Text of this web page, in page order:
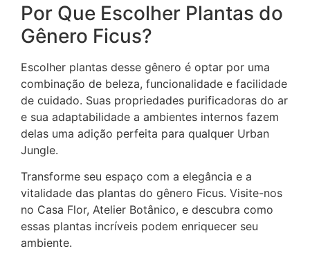
Por Que Escolher Plantas do
Gênero Ficus?
Escolher plantas desse gênero é optar por uma
combinação de beleza, funcionalidade e facilidade
de cuidado. Suas propriedades purificadoras do ar
e sua adaptabilidade a ambientes internos fazem
delas uma adição perfeita para qualquer Urban
Jungle.
Transforme seu espaço com a elegância e a
vitalidade das plantas do gênero Ficus. Visite-nos
no Casa Flor, Atelier Botânico, e descubra como
essas plantas incríveis podem enriquecer seu
ambiente.